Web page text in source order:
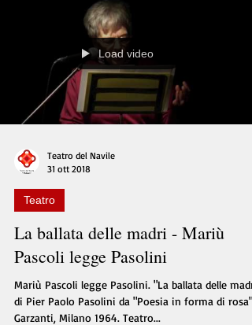
Load video
Teatro del Navile
31 ott 2018
Teatro
La ballata delle madri - Mariù
Pascoli legge Pasolini
Mariù Pascoli legge Pasolini. "La ballata delle
di Pier Paolo Pasolini da "Poesia in forma di rosa",
Garzanti, Milano 1964. Teatro...